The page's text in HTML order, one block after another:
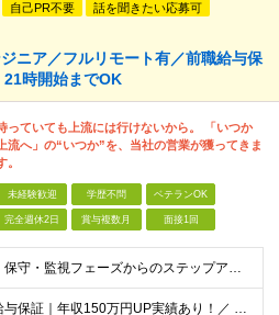
自己PR不要 話を聞きたい応募可
ニア／フルリモート有／前職給与保
時開始までOK
っていても上流には行けないから。 「いつか
上流へ」の“いつか”を、当社の営業が獲ってきま
。
未経験歓迎 学歴不問 ベテランOK
完全週休2日 賞与複数月 面接1回
＼運用・保守・監視フェーズからのステップアップも大歓迎！／ インフラエンジニア（サーバー、ネットワーク、クラウド等）の実務経験をお持ちの方 ★学歴不問 ★第二新卒OK ＜こんな方にピッタリです＞ ・
＼前職給与保証｜年収150万円UP実績あり！／ 月給30万円以上 ※経験・スキルを考慮の上、決定します。 ※上記月給には固定残業代（35時間分／5万2,500円～）を含みます ※固定残業代は給与に応